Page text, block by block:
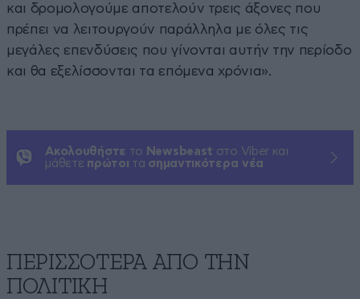
και δρομολογούμε αποτελούν τρεις άξονες που
πρέπει να λειτουργούν παράλληλα με όλες τις
μεγάλες επενδύσεις που γίνονται αυτήν την περίοδο
και θα εξελίσσονται τα επόμενα χρόνια».
Ακολουθήστε το Newsbeast στο Viber και
μάθετε πρώτοι τα σημαντικότερα νέα
ΠΕΡΙΣΣΟΤΕΡΑ ΑΠΟ ΤΗΝ
ΠΟΛΙΤΙΚΗ